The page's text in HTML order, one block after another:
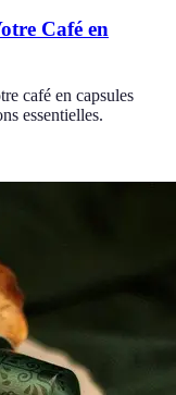
Café en
café en capsules
essentielles.